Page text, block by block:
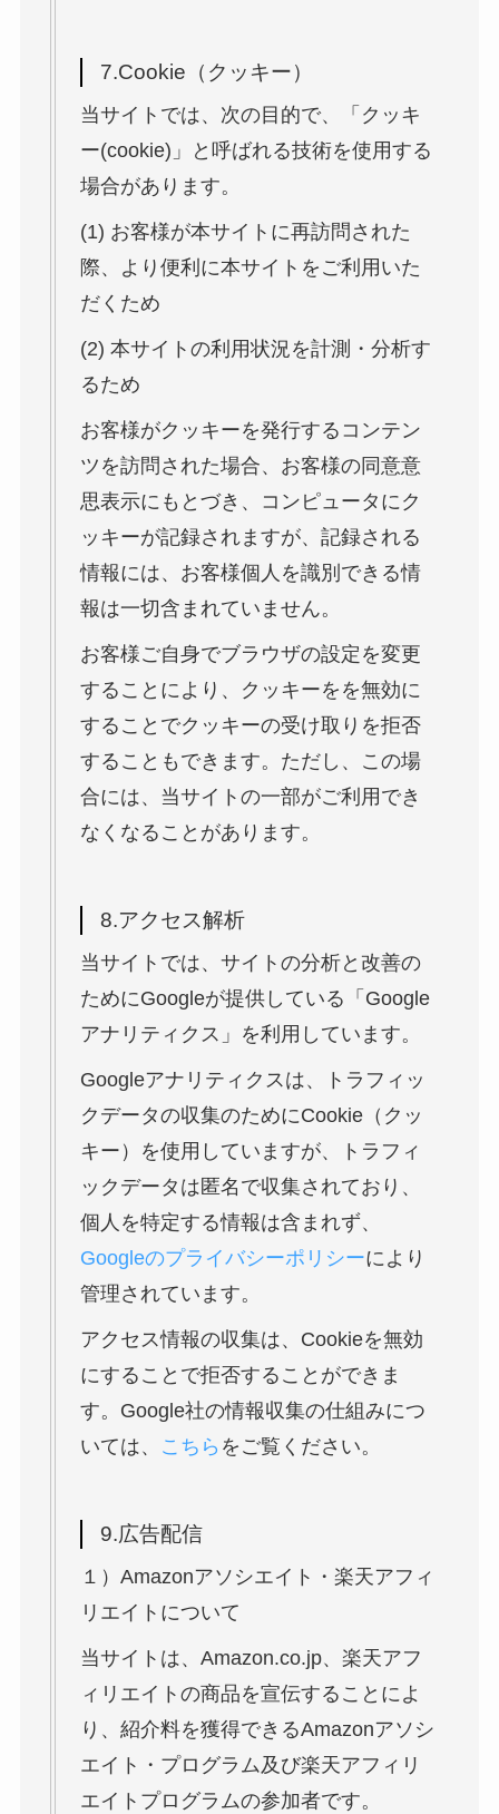
7.Cookie（クッキー）
当サイトでは、次の目的で、「クッキ
ー(cookie)」と呼ばれる技術を使用する
場合があります。
(1) お客様が本サイトに再訪問された
際、より便利に本サイトをご利用いた
だくため
(2) 本サイトの利用状況を計測・分析す
るため
お客様がクッキーを発行するコンテン
ツを訪問された場合、お客様の同意意
思表示にもとづき、コンピュータにク
ッキーが記録されますが、記録される
情報には、お客様個人を識別できる情
報は一切含まれていません。
お客様ご自身でブラウザの設定を変更
することにより、クッキーをを無効に
することでクッキーの受け取りを拒否
することもできます。ただし、この場
合には、当サイトの一部がご利用でき
なくなることがあります。
8.アクセス解析
当サイトでは、サイトの分析と改善の
ためにGoogleが提供している「Google
アナリティクス」を利用しています。
Googleアナリティクスは、トラフィッ
クデータの収集のためにCookie（クッ
キー）を使用していますが、トラフィ
ックデータは匿名で収集されており、
個人を特定する情報は含まれず、
Googleのプライバシーポリシーにより
管理されています。
アクセス情報の収集は、Cookieを無効
にすることで拒否することができま
す。Google社の情報収集の仕組みにつ
いては、
こちら をご覧ください。
9.広告配信
１）Amazonアソシエイト・楽天アフィ
リエイトについて
当サイトは、Amazon.co.jp、楽天アフ
ィリエイトの商品を宣伝することによ
り、紹介料を獲得できるAmazonアソシ
エイト・プログラム及び楽天アフィリ
エイトプログラムの参加者です。